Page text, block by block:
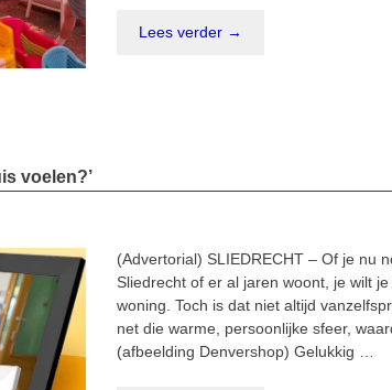
Lees verder →
voelen?’
(Advertorial) SLIEDRECHT – Of je nu
Sliedrecht of er al jaren woont, je wilt
woning. Toch is dat niet altijd
net die warme, persoonlijke sfeer,
(afbeelding Denvershop) Gelukkig …